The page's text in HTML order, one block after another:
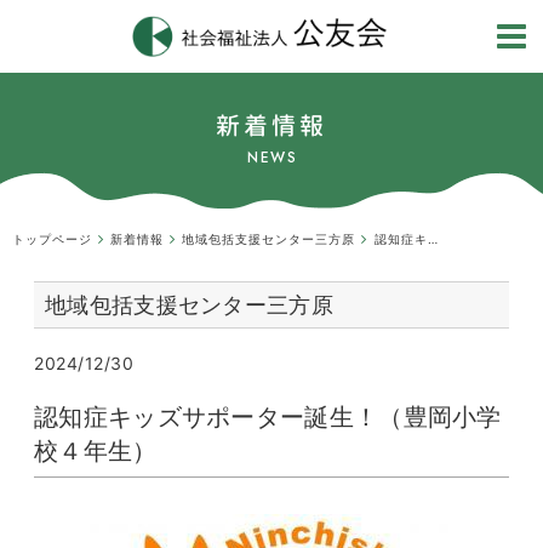
新着情報
NEWS
トップページ 新着情報 地域包括支援センター三方原
地域包括支援センター三方原
2024/12/30
認知症キッズサポーター誕生！（豊岡小学
校４年生）